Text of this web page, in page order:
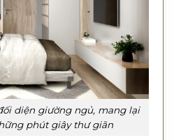
diện giường ngủ, mang lại
phút giây thư giãn